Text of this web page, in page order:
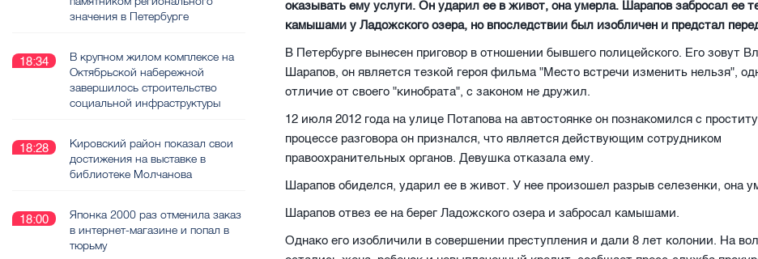
оказывать ему услуги. Он ударил ее в живот, она умерла. Шарапов забросал ее
камышами у Ладожского озера, но впоследствии был изобличен и предстал
В Петербурге вынесен приговор в отношении бывшего полицейского. Его зовут
Шарапов, он является тезкой героя фильма "Место встречи изменить нельзя",
отличие от своего "кинобрата", с законом не дружил.
12 июля 2012 года на улице Потапова на автостоянке он познакомился с
процессе разговора он признался, что является действующим сотрудником
правоохранительных органов. Девушка отказала ему.
Шарапов обиделся, ударил ее в живот. У нее произошел разрыв селезенки, она
Шарапов отвез ее на берег Ладожского озера и забросал камышами.
Однако его изобличили в совершении преступления и дали 8 лет колонии. На
значения в Петербурге
18:34
В крупном жилом комплексе на
Октябрьской набережной
завершилось строительство
социальной инфраструктуры
18:28
Кировский район показал свои
достижения на выставке в
библиотеке Молчанова
18:00
Японка 2000 раз отменила заказ
в интернет-магазине и попал в
тюрьму